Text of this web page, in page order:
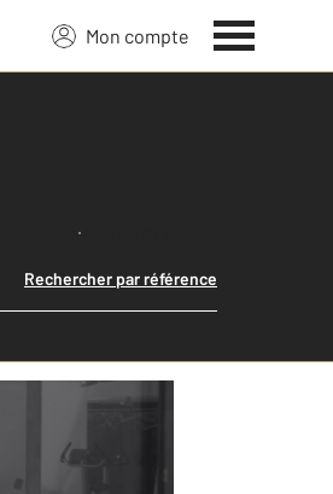
Mon compte
Lancer ma recherche
Rechercher par référence